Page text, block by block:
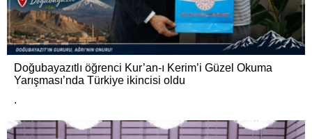
Doğubayazıtlı öğrenci Kur’an-ı Kerim’i Güzel Okuma
Yarışması’nda Türkiye ikincisi oldu
.